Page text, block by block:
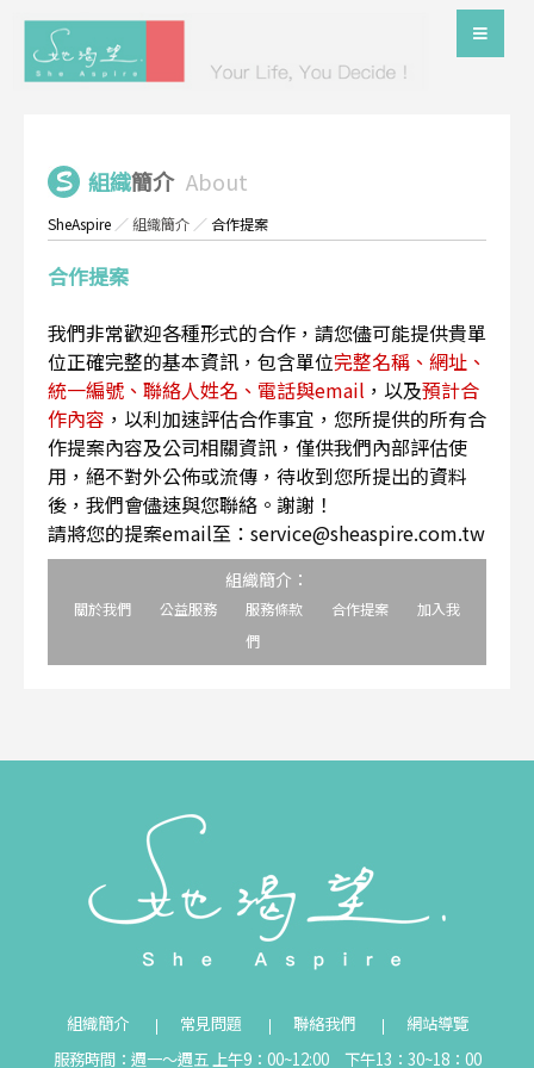
組織簡介 About
SheAspire ／組織簡介 ／ 合作提案
合作提案
我們非常歡迎各種形式的合作，請您儘可能提供貴單
位正確完整的基本資訊，包含單位完整名稱、網址、
統一編號、聯絡人姓名、電話與email ，以及預計合
作內容 ，以利加速評估合作事宜，您所提供的所有合
作提案內容及公司相關資訊，僅供我們內部評估使
用，絕不對外公佈或流傳，待收到您所提出的資料
後，我們會儘速與您聯絡。謝謝！
請將您的提案email至：service@sheaspire.com.tw
組織簡介：
關於我們 公益服務 服務條款 合作提案
加入我
們
組織簡介 常見問題 聯絡我們
網站導覽
服務時間：週一～週五 上午9：00~12:00 下午13：30~18：00